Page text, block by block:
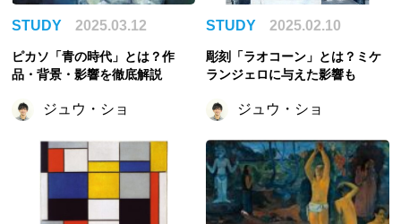
STUDY 2025.03.12
ピカソ「青の時代」とは？作
品・背景・影響を徹底解説
ジュウ・ショ
STUDY 2025.02.10
彫刻「ラオコーン」とは？ミケ
ランジェロに与えた影響も
ジュウ・ショ